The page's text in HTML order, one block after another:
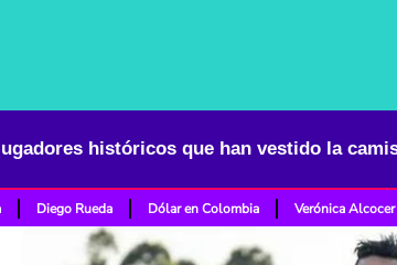
Diego Rueda Dólar en Colombia Verónica Alcocer